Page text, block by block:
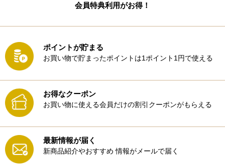
会員特典利用がお得！
ポイントが貯まる
お買い物で貯まったポイントは1ポイント1円で使える
お得なクーポン
お買い物に使える会員だけの割引クーポンがもらえる
最新情報が届く
新商品紹介やおすすめ 情報がメールで届く